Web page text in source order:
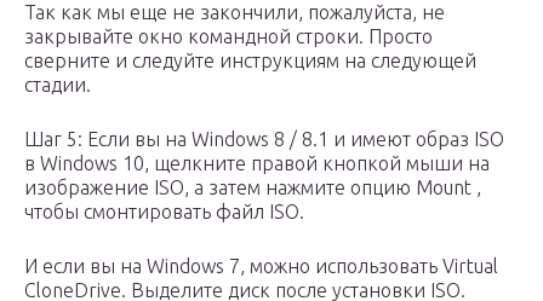
Так как мы еще не закончили, пожалуйста, не
закрывайте окно командной строки. Просто
сверните и следуйте инструкциям на следующей
стадии.
Шаг 5: Если вы на Windows 8 / 8.1 и имеют образ ISO
в Windows 10, щелкните правой кнопкой мыши на
изображение ISO, а затем нажмите опцию Mount ,
чтобы смонтировать файл ISO.
И если вы на Windows 7, можно использовать Virtual
CloneDrive. Выделите диск после установки ISO.